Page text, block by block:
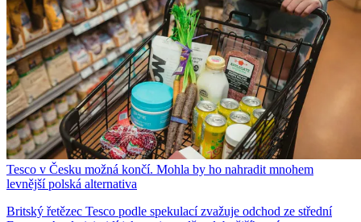
Tesco v Česku možná končí. Mohla by ho nahradit mnohem
levnější polská alternativa
Britský řetězec Tesco podle spekulací zvažuje odchod ze střední